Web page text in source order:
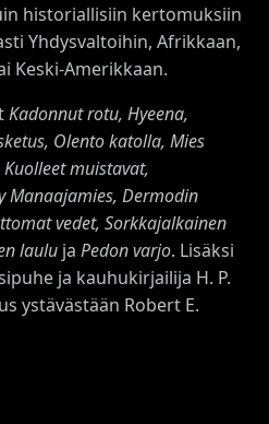
historiallisiin kertomuksiin
Yhdysvaltoihin, Afrikkaan,
Keski-Amerikkaan.
Kadonnut rotu, Hyeena,
Olento katolla, Mies
muistavat,
Manaajamies, Dermodin
vedet, Sorkkajalkainen
laulu jaPedon varjo. Lisäksi
ja kauhukirjailija H. P.
ystävästään Robert E.